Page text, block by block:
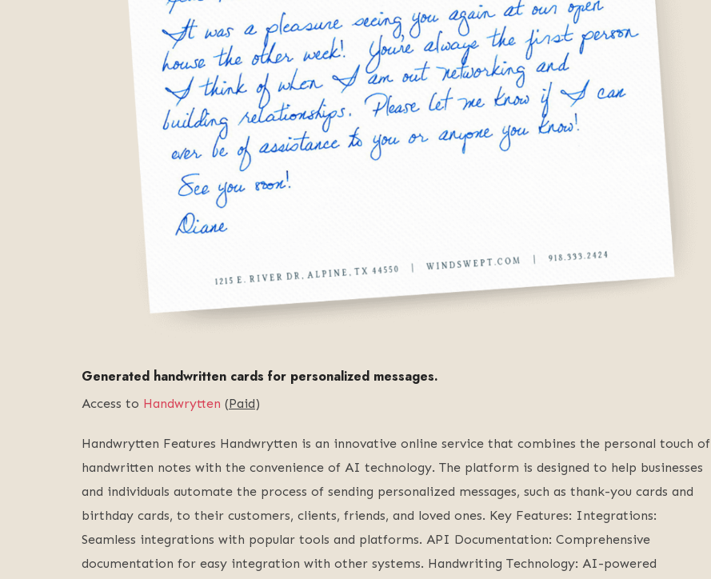
Generated handwritten cards for personalized messages.
Access to Handwrytten (Paid)
Handwrytten Features Handwrytten is an innovative online service that combines the personal touch of
handwritten notes with the convenience of AI technology. The platform is designed to help businesses
and individuals automate the process of sending personalized messages, such as thank-you cards and
birthday cards, to their customers, clients, friends, and loved ones. Key Features: Integrations:
Seamless integrations with popular tools and platforms. API Documentation: Comprehensive
documentation for easy integration with other systems. Handwriting Technology: AI-powered